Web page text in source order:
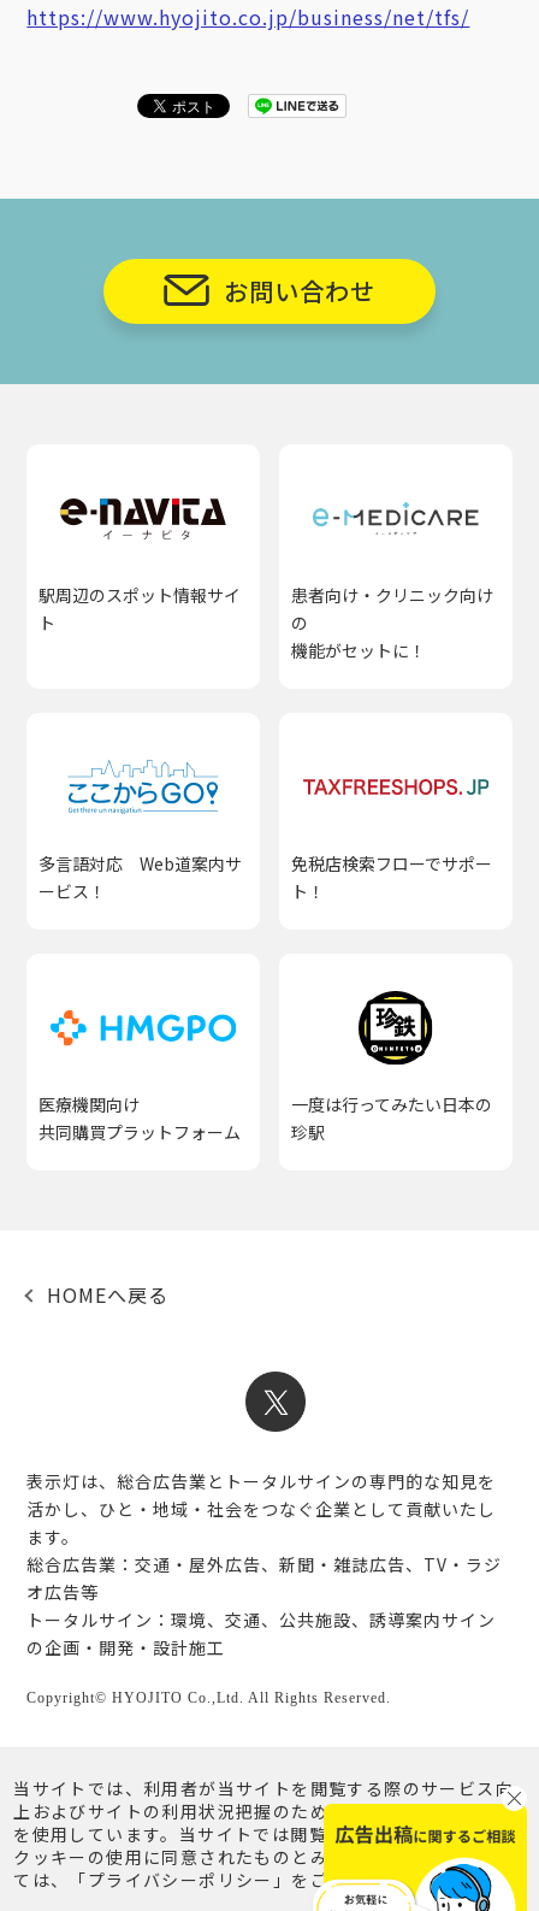
https://www.hyojito.co.jp/business/net/tfs/
お問い合わせ
駅周辺のスポット情報サイ
ト
患者向け・クリニック向け
の
機能がセットに！
多言語対応 Web道案内サ
ービス！
免税店検索フローでサポー
ト！
医療機関向け
共同購買プラットフォーム
一度は行ってみたい日本の
珍駅
HOMEへ戻る
表示灯は、総合広告業とトータルサインの専門的な知見を
活かし、ひと・地域・社会をつなぐ企業として貢献いたし
ます。
総合広告業：交通・屋外広告、新聞・雑誌広告、TV・ラジ
オ広告等
トータルサイン：環境、交通、公共施設、誘導案内サイン
の企画・開発・設計施工
Copyright© HYOJITO Co.,Ltd. All Rights Reserved.
当サイトでは、利用者が当サイトを閲覧する際のサービス向
上およびサイトの利用状況把握のため、クッキー（Cookie）
を使用しています。当サイトでは閲覧を継続されることで、
クッキーの使用に同意されたものとみなします。詳細につい
ては、「プライバシーポリシー」をご覧ください。